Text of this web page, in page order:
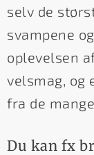
selv de
svampene
oplevelsen
velsmag, og
fra de
Du kan fx